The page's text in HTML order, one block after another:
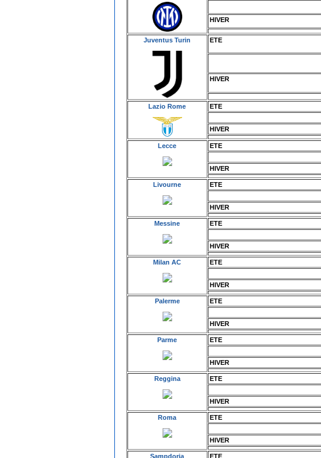
HIVER
Juventus Turin ETE
HIVER
Lazio Rome ETE
HIVER
Lecce ETE
HIVER
Livourne ETE
HIVER
Messine ETE
HIVER
Milan AC ETE
HIVER
Palerme ETE
HIVER
Parme ETE
HIVER
Reggina ETE
HIVER
Roma ETE
HIVER
Sampdoria ETE